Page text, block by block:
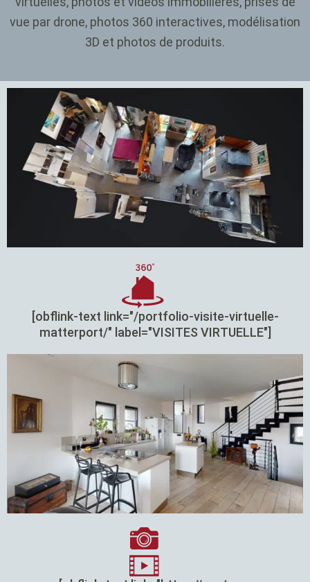
vue par drone, photos 360 interactives, modélisation
3D et photos de produits.
[obflink-text link="/portfolio-visite-virtuelle-
matterport/" label="VISITES VIRTUELLE"]